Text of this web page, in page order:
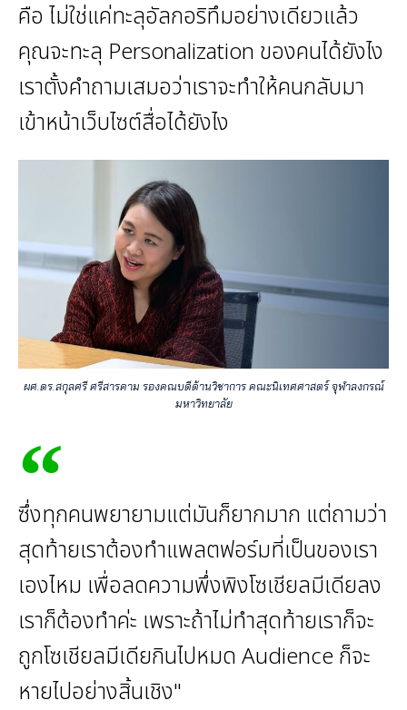
คือ ไม่ใช่แค่ทะลุอัลกอริทึมอย่างเดียวแล้ว
คุณจะทะลุ Personalization ของคนได้ยังไง
เราตั้งคําถามเสมอว่าเราจะทําให้คนกลับมา
เข้าหน้าเว็บไซต์สื่อได้ยังไง
ผศ.ดร.สกุลศรี ศรีสารคาม รองคณบดีด้านวิชาการ คณะนิเทศศาสตร์ จุฬาลงกรณ์
มหาวิทยาลัย
ซึ่งทุกคนพยายามแต่มันก็ยากมาก แต่ถามว่า
สุดท้ายเราต้องทําแพลตฟอร์มที่เป็นของเรา
เองไหม เพื่อลดความพึ่งพิงโซเชียลมีเดียลง
เราก็ต้องทำค่ะ เพราะถ้าไม่ทําสุดท้ายเราก็จะ
ถูกโซเชียลมีเดียกินไปหมด Audience ก็จะ
หายไปอย่างสิ้นเชิง"